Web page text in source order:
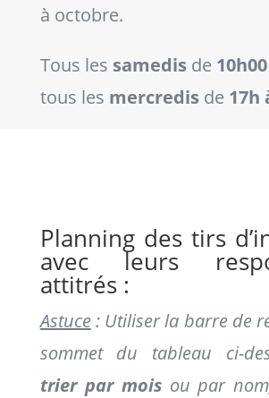
à octobre.
Tous les samedis de
tous les mercredis de 17h
Planning des tirs
avec leurs
attitrés :
Astuce: Utiliser la barre de
sommet du tableau ci-
trier par mois ou par